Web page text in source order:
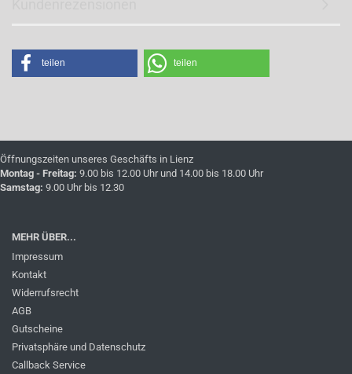
teilen teilen
Öffnungszeiten unseres Geschäfts in Lienz
Montag - Freitag: 9.00 bis 12.00 Uhr und 14.00 bis 18.00 Uhr
Samstag: 9.00 Uhr bis 12.30
MEHR ÜBER...
Impressum
Kontakt
Widerrufsrecht
AGB
Gutscheine
Privatsphäre und Datenschutz
Callback Service